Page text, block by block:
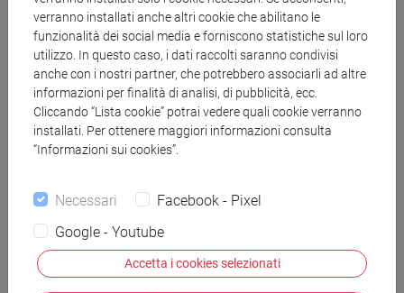
Al rabino
Vicente Cervera Salinas
El mejor empeño
Vicente Cervera Salinas
El alma oblicua
Vicente Cervera Salinas
Hijos del devenir
Escalada
Vicente Cervera Salinas
verranno installati anche altri cookie che abilitano le
funzionalità dei social media e forniscono statistiche sul loro
utilizzo. In questo caso, i dati raccolti saranno condivisi
anche con i nostri partner, che potrebbero associarli ad altre
informazioni per finalità di analisi, di pubblicità, ecc.
Cliccando “Lista cookie” potrai vedere quali cookie verranno
installati. Per ottenere maggiori informazioni consulta
“Informazioni sui cookies”.
Necessari
Facebook - Pixel
Google - Youtube
Accetta i cookies selezionati